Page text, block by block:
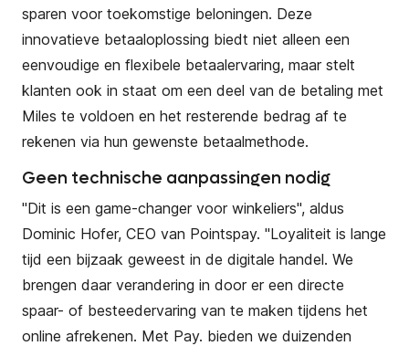
sparen voor toekomstige beloningen. Deze
innovatieve betaaloplossing biedt niet alleen een
eenvoudige en flexibele betaalervaring, maar stelt
klanten ook in staat om een deel van de betaling met
Miles te voldoen en het resterende bedrag af te
rekenen via hun gewenste betaalmethode.
Geen technische aanpassingen nodig
"Dit is een game-changer voor winkeliers", aldus
Dominic Hofer, CEO van Pointspay. "Loyaliteit is lange
tijd een bijzaak geweest in de digitale handel. We
brengen daar verandering in door er een directe
spaar- of besteedervaring van te maken tijdens het
online afrekenen. Met Pay. bieden we duizenden